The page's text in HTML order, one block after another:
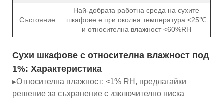
Състояние
Най-добрата работна среда на сухите
шкафове е при околна температура <25℃
и относителна влажност <60%RH
Сухи шкафове с относителна влажност под
1%: Характеристика
▸Относителна влажност: <1% RH, предлагайки
решение за съхранение с изключително ниска